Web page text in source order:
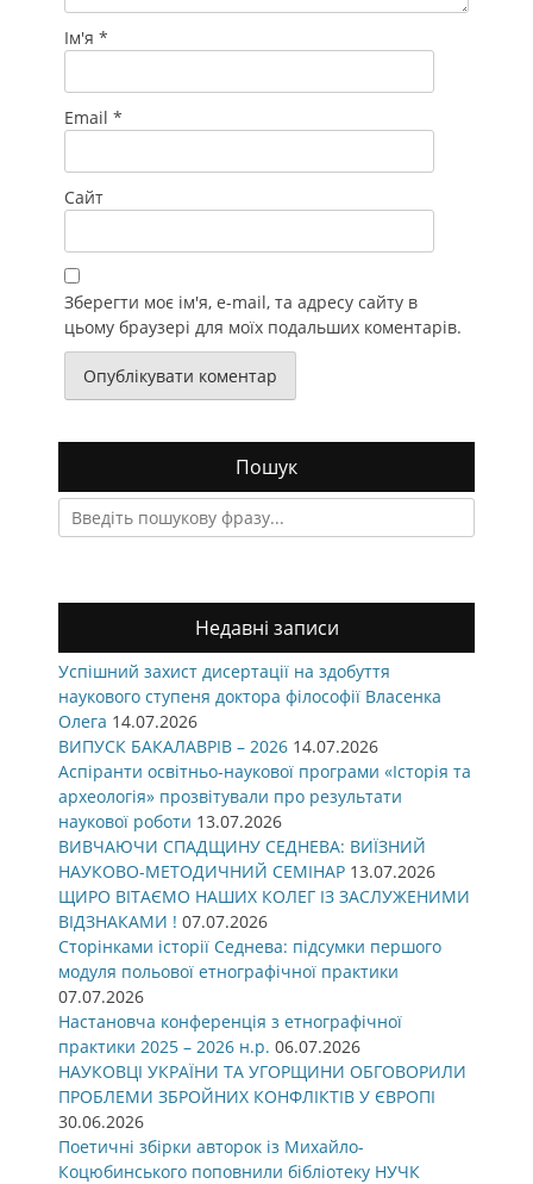
Ім'я *
Email *
Сайт
Зберегти моє ім'я, e-mail, та адресу сайту в
цьому браузері для моїх подальших коментарів.
Пошук
Search
for:
Недавні записи
Успішний захист дисертації на здобуття
наукового ступеня доктора філософії Власенка
Олега 14.07.2026
ВИПУСК БАКАЛАВРІВ – 2026 14.07.2026
Аспіранти освітньо-наукової програми «Історія та
археологія» прозвітували про результати
наукової роботи 13.07.2026
ВИВЧАЮЧИ СПАДЩИНУ СЕДНЕВА: ВИЇЗНИЙ
НАУКОВО-МЕТОДИЧНИЙ СЕМІНАР 13.07.2026
ЩИРО ВІТАЄМО НАШИХ КОЛЕГ ІЗ ЗАСЛУЖЕНИМИ
ВІДЗНАКАМИ ! 07.07.2026
Сторінками історії Седнева: підсумки першого
модуля польової етнографічної практики
07.07.2026
Настановча конференція з етнографічної
практики 2025 – 2026 н.р. 06.07.2026
НАУКОВЦІ УКРАЇНИ ТА УГОРЩИНИ ОБГОВОРИЛИ
ПРОБЛЕМИ ЗБРОЙНИХ КОНФЛІКТІВ У ЄВРОПІ
30.06.2026
Поетичні збірки авторок із Михайло-
Коцюбинського поповнили бібліотеку НУЧК